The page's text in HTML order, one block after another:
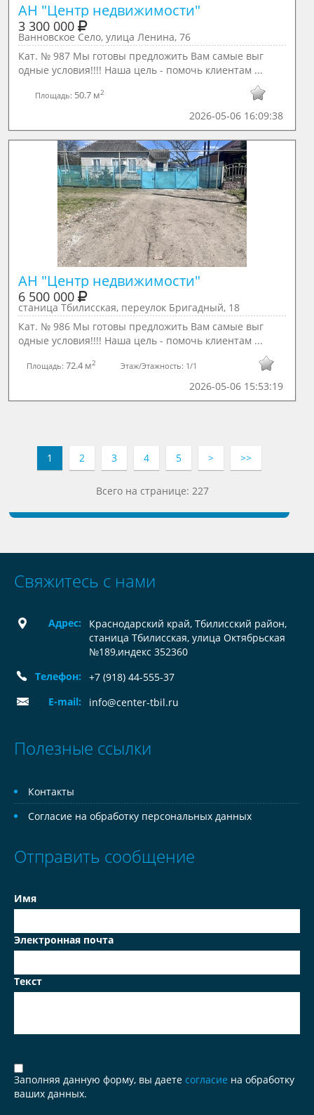
АН "Центр недвижимости"
3 300 000
Ванновское Село, улица Ленина, 76
Кат. № 987 Мы готовы предложить Вам самые выг
одные условия!!!! Наша цель - помочь клиентам ...
Площадь: 50.7 м2
2026-05-06 16:09:38
АН "Центр недвижимости"
6 500 000
станица Тбилисская, переулок Бригадный, 18
Кат. № 986 Мы готовы предложить Вам самые выг
одные условия!!!! Наша цель - помочь клиентам ...
Площадь:72.4 м2 Этаж/Этажность: 1/1
2026-05-06 15:53:19
1 2 3 4 5 > >>
Всего на странице: 227
Свяжитесь с нами
Адрес:
Краснодарский край, Тбилисский район,
станица Тбилисская, улица Октябрьская
№189,индекс 352360
Телефон:
+7 (918) 44-555-37
E-mail:
info@center-tbil.ru
Полезные ссылки
Контакты
Согласие на обработку персональных данных
Отправить сообщение
Имя
Электронная почта
Текст
Заполняя данную форму, вы даете согласие на обработку
ваших данных.